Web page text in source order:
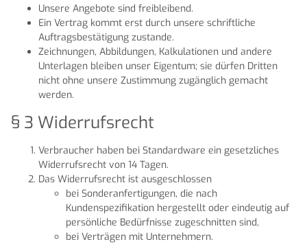
Unsere Angebote sind freibleibend.
Ein Vertrag kommt erst durch unsere schriftliche
Auftragsbestätigung zustande.
Zeichnungen, Abbildungen, Kalkulationen und andere
Unterlagen bleiben unser Eigentum; sie dürfen Dritten
nicht ohne unsere Zustimmung zugänglich gemacht
werden.
§ 3 Widerrufsrecht
Verbraucher haben bei Standardware ein gesetzliches
Widerrufsrecht von 14 Tagen.
Das Widerrufsrecht ist ausgeschlossen
bei Sonderanfertigungen, die nach
Kundenspezifikation hergestellt oder eindeutig auf
persönliche Bedürfnisse zugeschnitten sind,
bei Verträgen mit Unternehmern.